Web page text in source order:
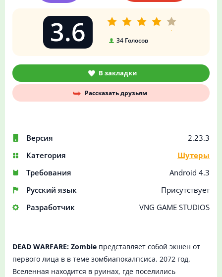
Версия
2.23.3
Категория
Шутеры
Требования
Android 4.3
Русский язык
Присутствует
Разработчик
VNG GAME STUDIOS
3.6 34 Голосов
В закладки
Рассказать друзьям
DEAD WARFARE: Zombie представляет собой экшен от
первого лица в в теме зомбиапокалпсиса. 2072 год.
Вселенная находится в руинах, где поселились